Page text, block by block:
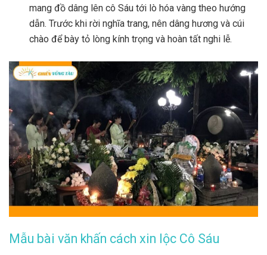
mang đồ dâng lên cô Sáu tới lò hóa vàng theo hướng
dẫn. Trước khi rời nghĩa trang, nên dâng hương và cúi
chào để bày tỏ lòng kính trọng và hoàn tất nghi lễ.
Mẫu bài văn khấn cách xin lộc Cô Sáu